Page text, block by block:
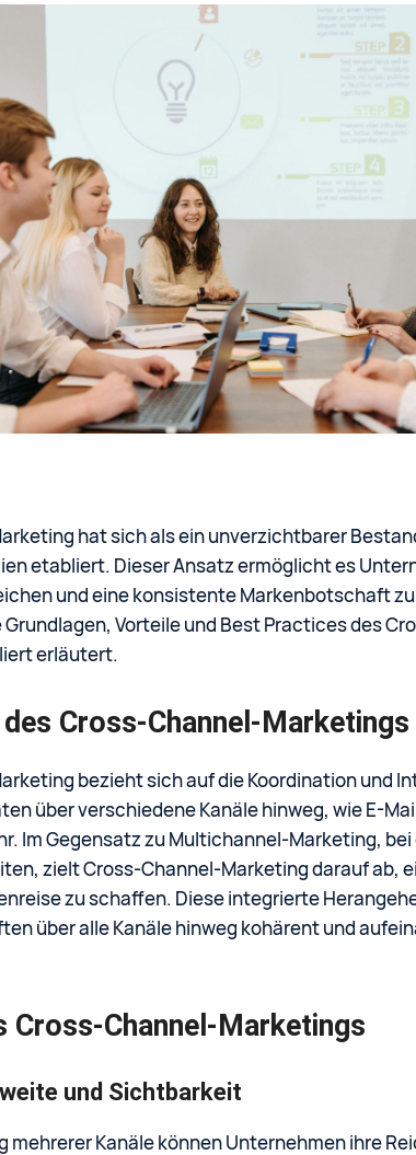
hat sich als ein unverzichtbarer
etabliert. Dieser Ansatz ermöglicht es
und eine konsistente Markenbotschaft
Vorteile und Best Practices des
erläutert.
Cross-Channel-Marketings
bezieht sich auf die Koordination und
über verschiedene Kanäle hinweg, wie E-
Im Gegensatz zu Multichannel-Marketing,
zielt Cross-Channel-Marketing darauf ab,
zu schaffen. Diese integrierte
über alle Kanäle hinweg kohärent und
Cross-Channel-Marketings
und Sichtbarkeit
mehrerer Kanäle können Unternehmen ihre